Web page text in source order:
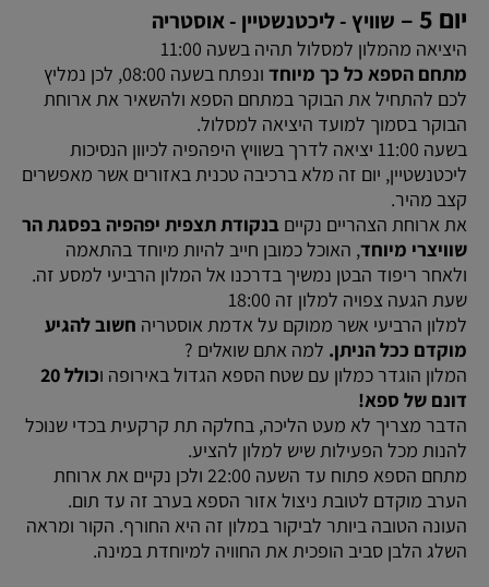
יום 5 – שוויץ - ליכטנשטיין - אוסטריה
היציאה מהמלון למסלול תהיה בשעה 11:00
מתחם הספא כל כך מיוחד
ונפתח בשעה 08:00, לכן נמליץ
לכם להתחיל את הבוקר במתחם הספא ולהשאיר את ארוחת
הבוקר בסמוך למועד היציאה למסלול.
בשעה 11:00 יציאה לדרך בשוויץ היפהפיה לכיוון הנסיכות
ליכטנשטיין, יום זה מלא ברכיבה טכנית באזורים אשר מאפשרים
קצב מהיר.
את ארוחת הצהריים נקיים בנקודת תצפית יפהפיה בפסגת הר
שוויצרי מיוחד, האוכל כמובן חייב להיות מיוחד בהתאמה
ולאחר ריפוד הבטן נמשיך בדרכנו אל המלון הרביעי למסע זה.
שעת הגעה צפויה למלון זה 18:00
למלון הרביעי אשר ממוקם על אדמת אוסטריה חשוב להגיע
מוקדם ככל הניתן. למה אתם שואלים ?
המלון הוגדר כמלון עם שטח הספא הגדול באירופה ו
כולל 20
דונם של ספא!
הדבר מצריך לא מעט הליכה, בחלקה תת קרקעית בכדי שנוכל
להנות מכל הפעילות שיש למלון להציע.
מתחם הספא פתוח עד השעה 22:00 ולכן נקיים את ארוחת
הערב מוקדם לטובת ניצול אזור הספא בערב זה עד תום.
העונה הטובה ביותר לביקור במלון זה היא החורף. הקור ומראה
השלג הלבן סביב הופכית את החוויה למיוחדת במינה.